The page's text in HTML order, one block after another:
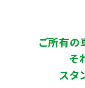
ご所有の
そ
スタ